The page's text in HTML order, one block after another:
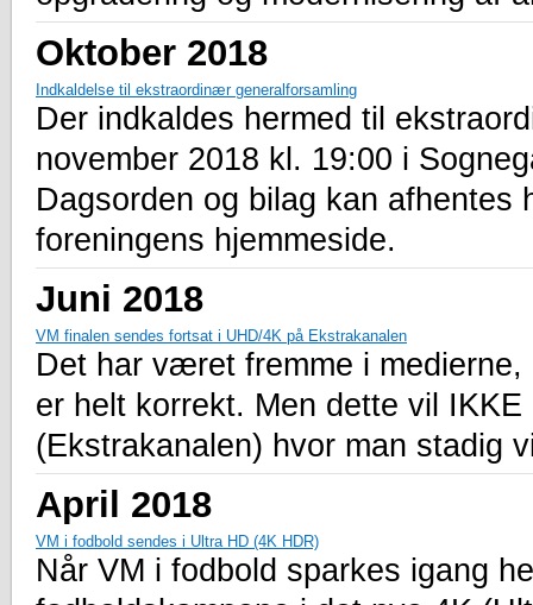
Oktober 2018
Indkaldelse til ekstraordinær generalforsamling
Der indkaldes hermed til
november 2018 kl. 19:00 i
Dagsorden og bilag kan afhentes
foreningens hjemmeside.
Juni 2018
VM finalen sendes fortsat i UHD/4K på Ekstrakanalen
Det har været fremme i
er helt korrekt. Men dette vil
(Ekstrakanalen) hvor man stadig
April 2018
VM i fodbold sendes i Ultra HD (4K HDR)
Når VM i fodbold sparkes igang